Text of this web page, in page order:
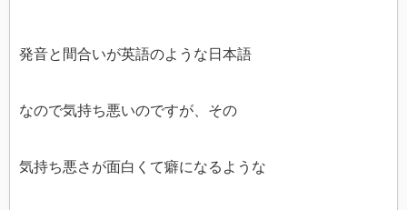
発音と間合いが英語のような日本語
なので気持ち悪いのですが、その
気持ち悪さが面白くて癖になるような